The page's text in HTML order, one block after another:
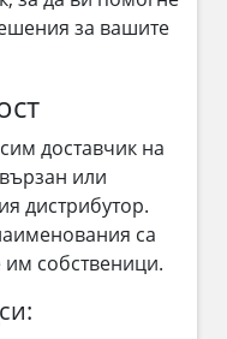
за вашите
доставчик на
или
дистрибутор.
са
им собственици.